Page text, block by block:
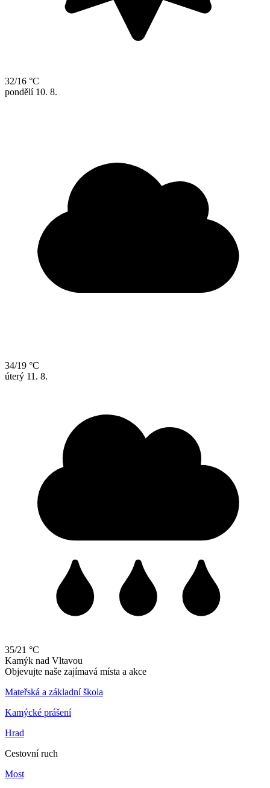
32/16 °C
pondělí 10. 8.
34/19 °C
úterý 11. 8.
35/21 °C
Kamýk nad Vltavou
Objevujte naše zajímavá místa a akce
Mateřská a základní škola
Kamýcké prášení
Hrad
Cestovní ruch
Most